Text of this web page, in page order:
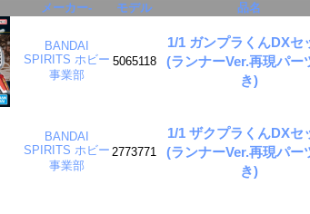
メーカー- モデル 品名
BANDAI
SPIRITS ホビー
事業部
5065118
1/1 ガンプラくんDXセ
(ランナーVer.再現パー
き)
BANDAI
SPIRITS ホビー
事業部
2773771
1/1 ザクプラくんDXセ
(ランナーVer.再現パー
き)